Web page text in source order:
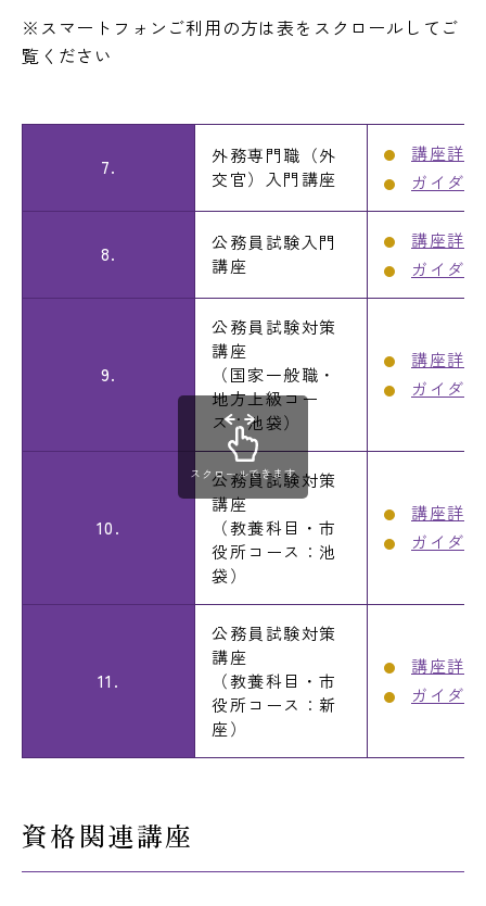
※スマートフォンご利用の方は表をスクロールしてご
覧ください
7.
外務専門職（外
交官）入門講座
講座詳細
ガイダ
8.
公務員試験入門
講座
講座詳細
ガイダ
9.
公務員試験対策
講座
（国家一般職・
地方上級コー
ス：池袋）
講座詳細
ガイダ
10.
公務員試験対策
講座
（教養科目・市
役所コース：池
袋）
講座詳細
ガイダ
11.
公務員試験対策
講座
（教養科目・市
役所コース：新
座）
講座詳細
ガイダ
スクロールできます
資格関連講座